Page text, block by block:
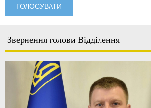
Звернення голови Відділення